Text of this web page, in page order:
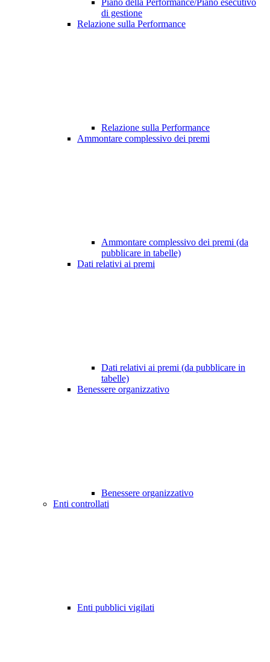
Piano della Performance/Piano esecutivo
di gestione
Relazione sulla Performance
Relazione sulla Performance
Ammontare complessivo dei premi
Ammontare complessivo dei premi (da
pubblicare in tabelle)
Dati relativi ai premi
Dati relativi ai premi (da pubblicare in
tabelle)
Benessere organizzativo
Benessere organizzativo
Enti controllati
Enti pubblici vigilati